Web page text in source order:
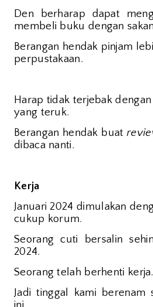
Den berharap dapat
membeli buku dengan
Berangan hendak pinjam
perpustakaan.
Harap tidak terjebak
yang teruk.
Berangan hendak buat
dibaca nanti.
Kerja
Januari 2024 dimulakan
cukup korum.
Seorang cuti bersalin
2024.
Seorang telah berhenti kerja.
Jadi tinggal kami berenam